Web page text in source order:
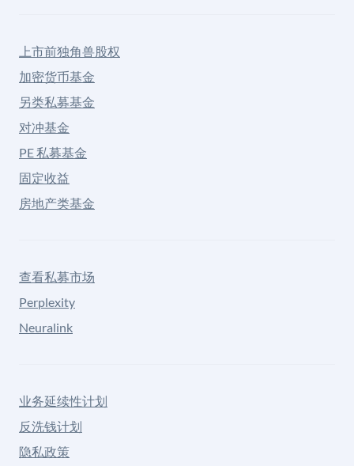
上市前独角兽股权
加密货币基金
另类私募基金
对冲基金
PE 私募基金
固定收益
房地产类基金
查看私募市场
Perplexity
Neuralink
业务延续性计划
反洗钱计划
隐私政策